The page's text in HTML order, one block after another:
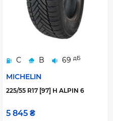
C B 69 дБ
MICHELIN
225/55 R17 [97] H ALPIN 6
5 845 ₴